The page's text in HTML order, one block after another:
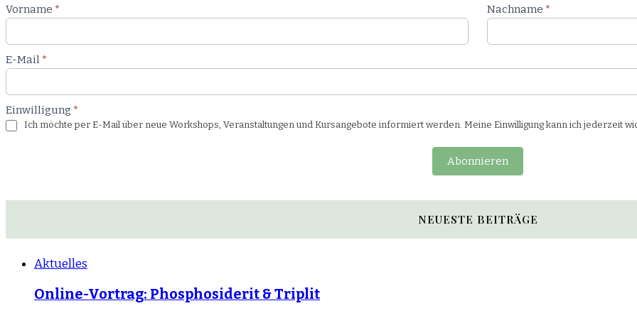
Newsletter
Workshop
Vorname * Nachname *
E-Mail *
Einwilligung *
Ich möchte per E-Mail über neue Workshops, Veranstaltungen und Kursangebote informiert werden. Meine Einwilligung kann ich jederzeit
Abonnieren
NEUESTE BEITRÄGE
Aktuelles
Online-Vortrag: Phosphosiderit & Triplit